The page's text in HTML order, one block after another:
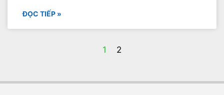
ĐỌC TIẾP »
1 2